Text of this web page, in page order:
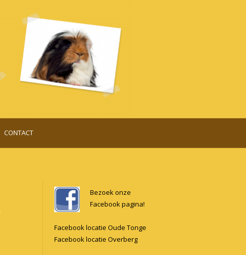
CONTACT
Bezoek onze
Facebook pagina!
Facebook locatie Oude Tonge
Facebook locatie Overberg